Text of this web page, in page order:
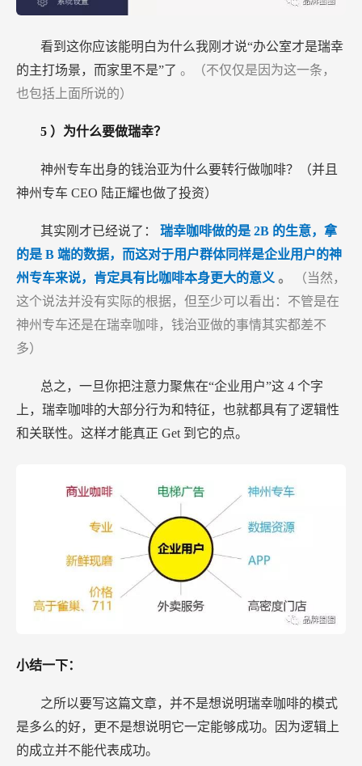
看到这你应该能明白为什么我刚才说“办公室才是瑞幸
的主打场景，而家里不是”了 。（不仅仅是因为这一条，
也包括上面所说的）
5 ）为什么要做瑞幸？
神州专车出身的钱治亚为什么要转行做咖啡？（并且
神州专车 CEO 陆正耀也做了投资）
其实刚才已经说了：瑞幸咖啡做的是2B 的生意，拿
的是 B 端的数据，而这对于用户群体同样是企业用户的神
州专车来说，肯定具有比咖啡本身更大的意义 。
（当然，
这个说法并没有实际的根据，但至少可以看出：不管是在
神州专车还是在瑞幸咖啡，钱治亚做的事情其实都差不
多）
总之，一旦你把注意力聚焦在“企业用户”这4个字
上，瑞幸咖啡的大部分行为和特征，也就都具有了逻辑性
和关联性。这样才能真正 Get 到它的点。
小结一下：
之所以要写这篇文章，并不是想说明瑞幸咖啡的模式
是多么的好，更不是想说明它一定能够成功。因为逻辑上
的成立并不能代表成功。